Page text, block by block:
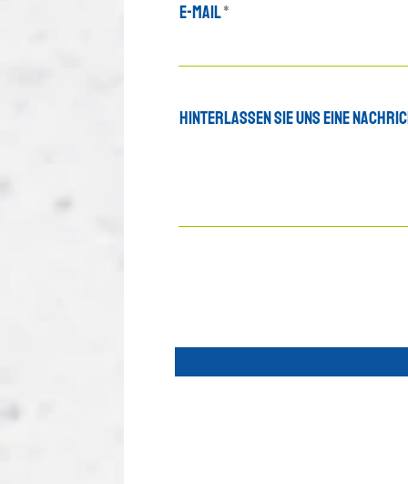
E-Mail
Hinterlassen Sie uns eine